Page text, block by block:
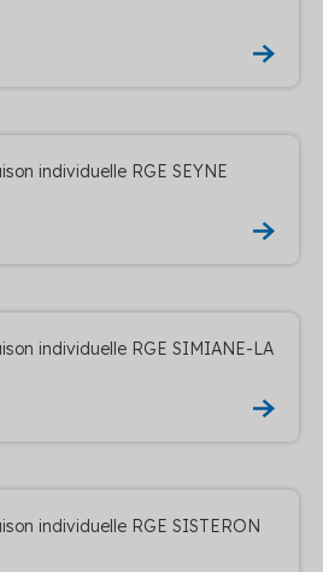
individuelle RGE SEYNE
individuelle RGE SIMIANE-LA
individuelle RGE SISTERON